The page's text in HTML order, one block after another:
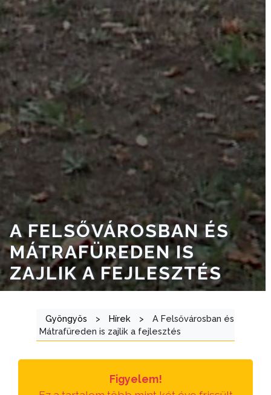
AZ
ÖNKORMÁNYZAT
A
KÉPVISELŐ-
TESTÜLET
A
VÁROSRENDÉSZET
TÁJÉKOZTATÓK
ÁTLÁTHATÓSÁG
AZ
ÖNKORMÁNYZATI
CÉGEK
ÉS
INTÉZMÉNYEK
NYOMTATVÁNYOK
ÜGYINTÉZÉS
A FELSŐVÁROSBAN ÉS
MÁTRAFÜREDEN IS
ZAJLIK A FEJLESZTÉS
Gyöngyös > Hírek >
A Felsővárosban és
Mátrafüreden is zajlik a fejlesztés
Figyelem!